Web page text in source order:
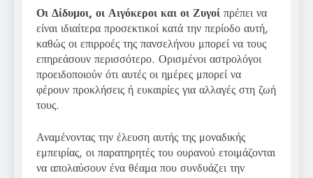
Οι Δίδυμοι, οι Αιγόκεροι και οι Ζυγοί πρέπει να
είναι ιδιαίτερα προσεκτικοί κατά την περίοδο αυτή,
καθώς οι επιρροές της πανσελήνου μπορεί να τους
επηρεάσουν περισσότερο. Ορισμένοι αστρολόγοι
προειδοποιούν ότι αυτές οι ημέρες μπορεί να
φέρουν προκλήσεις ή ευκαιρίες για αλλαγές στη ζωή
τους.
Αναμένοντας την έλευση αυτής της μοναδικής
εμπειρίας, οι παρατηρητές του ουρανού ετοιμάζονται
να απολαύσουν ένα θέαμα που συνδυάζει την